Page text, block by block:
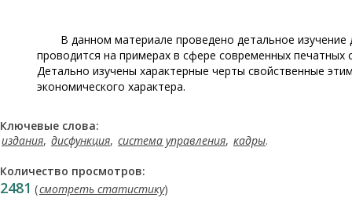
В данном материале проведено детальное
проводится на примерах в сфере современных
Детально изучены характерные черты свойственные
экономического характера.
Ключевые слова:
издания, дисфункция, система управления, кадры.
Количество просмотров:
2481 (смотреть статистику)